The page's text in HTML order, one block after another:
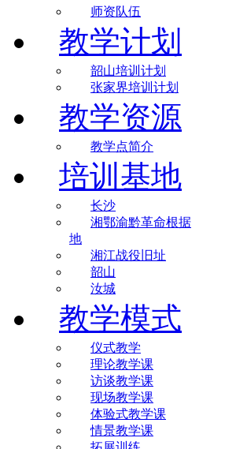
师资队伍
教学计划
韶山培训计划
张家界培训计划
教学资源
教学点简介
培训基地
长沙
湘鄂渝黔革命根据
地
湘江战役旧址
韶山
汝城
教学模式
仪式教学
理论教学课
访谈教学课
现场教学课
体验式教学课
情景教学课